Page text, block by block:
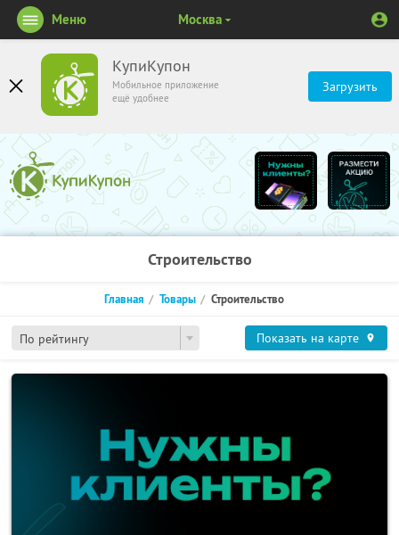
КупиКупон
Мобильное приложение
ещё удобнее
Загрузить
Меню Москва
Строительство
По рейтингу
Главная Товары Строительство
Показать на карте